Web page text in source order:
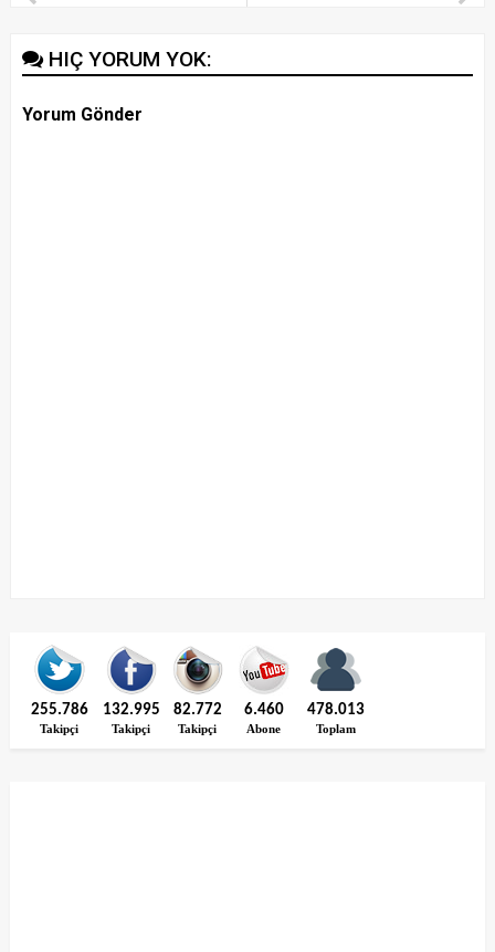
HIÇ YORUM YOK:
Yorum Gönder
255.786
Takipçi
132.995
Takipçi
82.772
Takipçi
6.460
Abone
478.013
Toplam